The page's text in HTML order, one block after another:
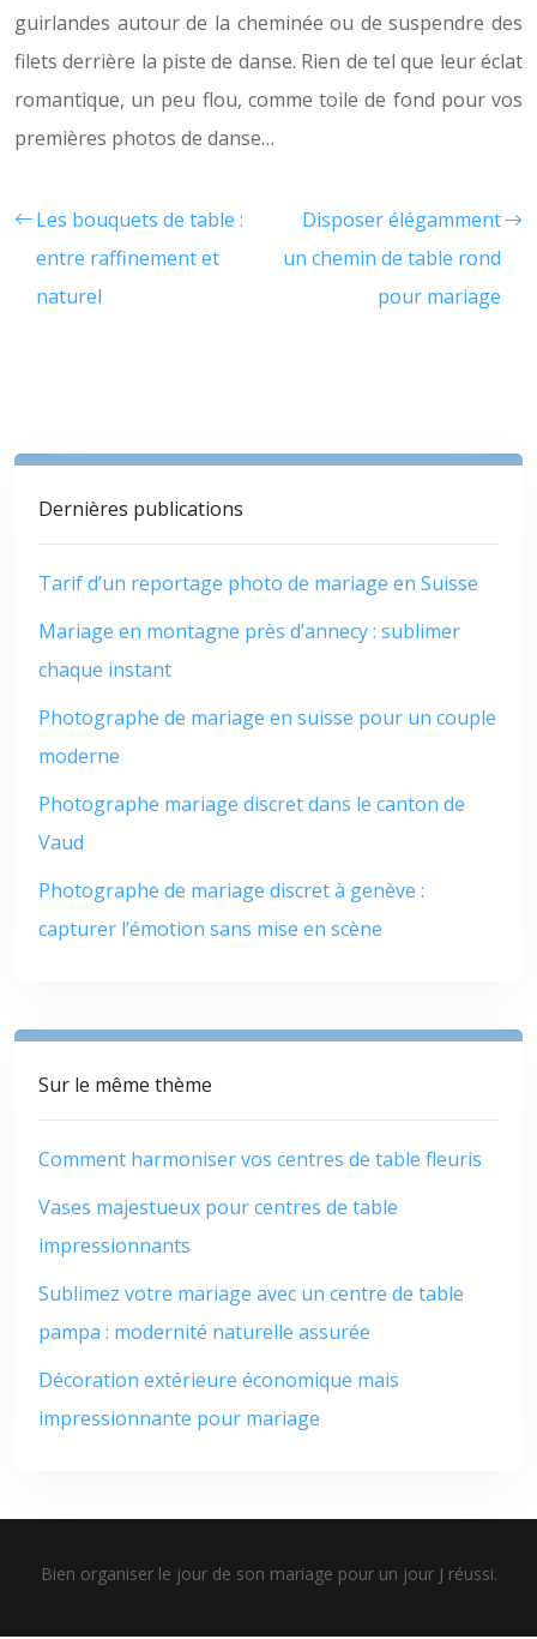
guirlandes autour de la cheminée ou de suspendre des
filets derrière la piste de danse. Rien de tel que leur éclat
romantique, un peu flou, comme toile de fond pour vos
premières photos de danse…
Les bouquets de table :
entre raffinement et
naturel
Disposer élégamment
un chemin de table rond
pour mariage
Dernières publications
Tarif d’un reportage photo de mariage en Suisse
Mariage en montagne près d’annecy : sublimer
chaque instant
Photographe de mariage en suisse pour un couple
moderne
Photographe mariage discret dans le canton de
Vaud
Photographe de mariage discret à genève :
capturer l’émotion sans mise en scène
Sur le même thème
Comment harmoniser vos centres de table fleuris
Vases majestueux pour centres de table
impressionnants
Sublimez votre mariage avec un centre de table
pampa : modernité naturelle assurée
Décoration extérieure économique mais
impressionnante pour mariage
Bien organiser le jour de son mariage pour un jour J réussi.